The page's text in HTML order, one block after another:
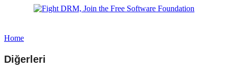
Home
Diğerleri